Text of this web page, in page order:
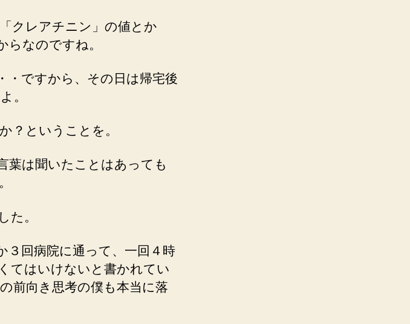
クレアチニン」の値とか
らなのですね。
・ですから、その日は帰宅後
。
？ということを。
葉は聞いたことはあっても
た。
３回病院に通って、一回４時
てはいけないと書かれてい
前向き思考の僕も本当に落